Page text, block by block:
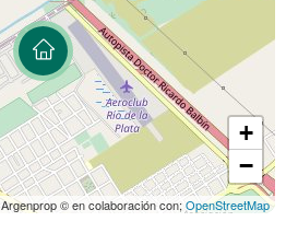
+
−
Argenprop © en colaboración con;OpenStreetMap